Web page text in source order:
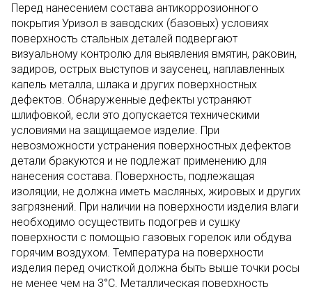
Перед нанесением состава антикоррозионного
покрытия Уризол в заводских (базовых) условиях
поверхность стальных деталей подвергают
визуальному контролю для выявления вмятин, раковин,
задиров, острых выступов и заусенец, наплавленных
капель металла, шлака и других поверхностных
дефектов. Обнаруженные дефекты устраняют
шлифовкой, если это допускается техническими
условиями на защищаемое изделие. При
невозможности устранения поверхностных дефектов
детали бракуются и не подлежат применению для
нанесения состава. Поверхность, подлежащая
изоляции, не должна иметь масляных, жировых и других
загрязнений. При наличии на поверхности изделия влаги
необходимо осуществить подогрев и сушку
поверхности с помощью газовых горелок или обдува
горячим воздухом. Температура на поверхности
изделия перед очисткой должна быть выше точки росы
не менее чем на 3°С. Металлическая поверхность